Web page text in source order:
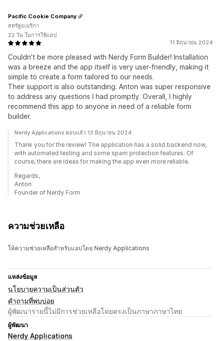
11 มิถุนายน 2024
Couldn't be more pleased with Nerdy Form Builder! Installation
was a breeze and the app itself is very user-friendly, making it
simple to create a form tailored to our needs.
Their support is also outstanding. Anton was super responsive
to address any questions I had promptly. Overall, I highly
recommend this app to anyone in need of a reliable form
builder.
Pacific Cookie Company
สหรัฐอเมริกา
22 วัน ในการใช้แอป
Nerdy Applications ตอบแล้ว 13 มิถุนายน 2024
Thank you for the review! The application has a solid backend now,
with automated testing and some spam protection features. Of
course, there are ideas for making the app even more reliable.
Regards,
Anton
Founder of Nerdy Form
ความช่วยเหลือ
ให้ความช่วยเหลือสำหรับแอปโดย Nerdy Applications
แหล่งข้อมูล
นโยบายความเป็นส่วนตัว
คำถามที่พบบ่อย
ผู้พัฒนารายนี้ไม่มีการช่วยเหลือโดยตรงเป็นภาษาภาษาไทย
ผู้พัฒนา
Nerdy Applications